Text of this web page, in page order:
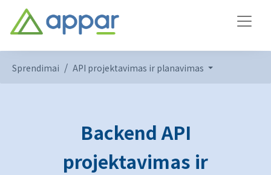
Sprendimai API projektavimas ir planavimas
Backend API
projektavimas ir